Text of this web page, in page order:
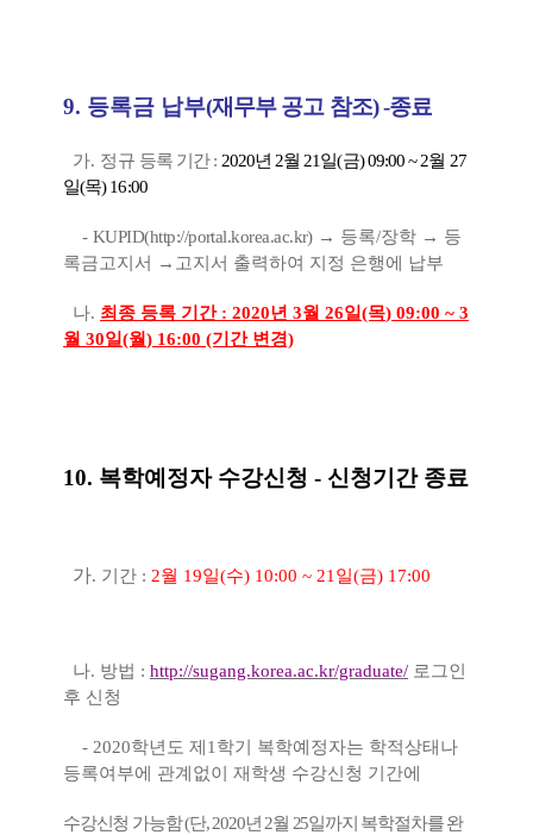
9. 등록금 납부(재무부 공고 참조) -종료
가. 정규 등록 기간: 2020년2월21일(금) 09:00 ~ 2월 27
일(목) 16:00
- KUPID(http://portal.korea.ac.kr) → 등록/장학 → 등
록금고지서
→ 고지서 출력하여 지정 은행에 납부
나. 최종 등록 기간 : 2020년 3월 26일(목) 09:00 ~ 3
월 30일(월) 16:00 (기간 변경)
10. 복학예정자 수강신청 - 신청기간 종료
가. 기간 : 2월 19일(수) 10:00 ~ 21일(금) 17:00
나. 방법 : http://sugang.korea.ac.kr/graduate/ 로그인
후 신청
- 2020학년도 제 1학기 복학예정자는 학적상태나
등록여부에 관계없이 재학생 수강신청 기간에
수강신청 가능함(단, 2020년2월 25일까지 복학절차를 완